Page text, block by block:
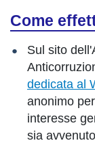
Come
Sul sito
dedicata al
anonimo
interesse
sia